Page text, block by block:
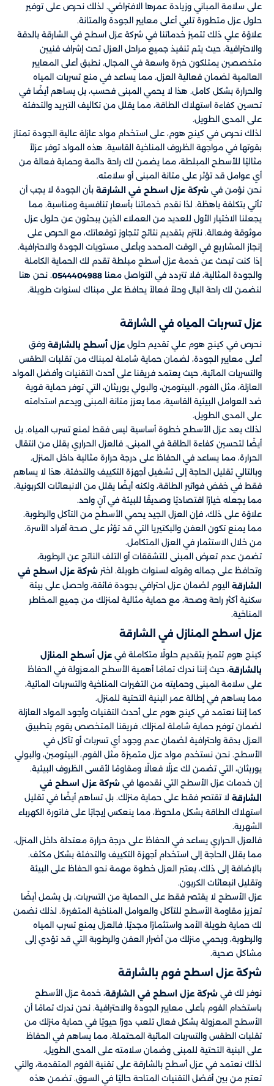
على سلامة المباني وزيادة عمرها الافتراضي. لذلك نحرص على توفير
حلول عزل متطورة تلبي أعلى معايير الجودة والمتانة.
علاوًة علي ذلك تتميز خدماتنا في شركة عزل اسطح في الشارقة بالدقة
والاحترافية، حيث يتم تنفيذ جميع مراحل العزل تحت إشراف فنيين
متخصصين يمتلكون خبرة واسعة في المجال. نطبق أعلى المعايير
العالمية لضمان فعالية العزل. مما يساعد في منع تسربات المياه
والحرارة بشكل كامل. هذا لا يحمي المبنى فحسب، بل يساهم أيضًا في
تحسين كفاءة استهلاك الطاقة، مما يقلل من تكاليف التبريد والتدفئة
على المدى الطويل.
لذلك نحرص في كينج هوم، على استخدام مواد عازلة عالية الجودة تمتاز
بقوتها في مواجهة الظروف المناخية القاسية. هذه المواد توفر عزلاً
مثاليًا للأسطح المبلطة، مما يضمن لك راحة دائمة وحماية فعالة من
أي عوامل قد تؤثر على متانة المبنى أو سلامته.
نحن نؤمن في شركة عزل اسطح في الشارقة بأن الجودة لا يجب أن
تأتي بتكلفة باهظة. لذا نقدم خدماتنا بأسعار تنافسية ومناسبة. مما
يجعلنا الاختيار الأول للعديد من العملاء الذين يبحثون عن حلول عزل
موثوقة وفعالة. نلتزم بتقديم نتائج تتجاوز توقعاتك، مع الحرص على
إنجاز المشاريع في الوقت المحدد وبأعلى مستويات الجودة والاحترافية.
إذا كنت تبحث عن خدمة عزل أسطح مبلطة تقدم لك الحماية الكاملة
والجودة المثالية، فلا تتردد في التواصل معنا 0544404988. نحن هنا
لنضمن لك راحة البال وحلاً فعالاً يحافظ على مبناك لسنوات طويلة.
عزل تسربات المياه في الشارقة
نحرص في كينج هوم علي تقديم حلول عزل أسطح بالشارقة وفق
أعلى معايير الجودة، لضمان حماية شاملة لمبناك من تقلبات الطقس
والتسربات المائية. حيث يعتمد فريقنا على أحدث التقنيات وأفضل المواد
العازلة، مثل الفوم، البيتومين، والبولي يوريثان، التي توفر حماية قوية
ضد العوامل البيئية القاسية، مما يعزز متانة المبنى ويدعم استدامته
على المدى الطويل.
لذلك يعد عزل الأسطح خطوة أساسية ليس فقط لمنع تسرب المياه. بل
أيضًا لتحسين كفاءة الطاقة في المبنى. فالعزل الحراري يقلل من انتقال
الحرارة، مما يساعد في الحفاظ على درجة حرارة مثالية داخل المنزل.
وبالتالي تقليل الحاجة إلى تشغيل أجهزة التكييف والتدفئة. هذا لا يساهم
فقط في خفض فواتير الطاقة، ولكنه أيضًا يقلل من الانبعاثات الكربونية،
مما يجعله خيارًا اقتصاديًا وصديقًا للبيئة في آنٍ واحد.
علاوًة على ذلك، فإن العزل الجيد يحمي الأسطح من التآكل والرطوبة.
مما يمنع تكون العفن والبكتيريا التي قد تؤثر على صحة أفراد الأسرة.
من خلال الاستثمار في العزل المتكامل.
تضمن عدم تعرض المبنى للتشققات أو التلف الناتج عن الرطوبة،
وتحافظ على جماله وقوته لسنوات طويلة. اختر شركة عزل اسطح في
الشارقة اليوم لضمان عزل احترافي بجودة فائقة، واحصل على بيئة
سكنية أكثر راحة وصحة، مع حماية مثالية لمنزلك من جميع المخاطر
المناخية.
عزل اسطح المنازل في الشارقة
كينج هوم تتميز بتقديم حلولًا متكاملة في عزل أسطح المنازل
بالشارقة، حيث إننا ندرك تمامًا أهمية الأسطح المعزولة في الحفاظ
على سلامة المبنى وحمايته من التغيرات المناخية والتسربات المائية،
مما يساهم في إطالة عمر البنية التحتية للمنزل.
كما إننا نعتمد في كينج هوم على أحدث التقنيات وأجود المواد العازلة
لضمان توفير حماية شاملة لمنزلك. فريقنا المتخصص يقوم بتطبيق
العزل بدقة واحترافية لضمان عدم وجود أي تسربات أو تآكل في
الأسطح. نحن نستخدم مواد عزل متميزة مثل الفوم، البيتومين، والبولي
يوريثان، التي تضمن لك عزلًا فعالًا ومقاومًا لأقسى الظروف البيئية.
إن خدمات عزل الأسطح التي نقدمها في شركة عزل اسطح في
الشارقة لا تقتصر فقط على حماية منزلك. بل تساهم أيضًا في تقليل
استهلاك الطاقة بشكل ملحوظ، مما ينعكس إيجابًا على فاتورة الكهرباء
الشهرية.
فالعزل الحراري يساعد في الحفاظ على درجة حرارة معتدلة داخل المنزل،
مما يقلل الحاجة إلى استخدام أجهزة التكييف والتدفئة بشكل مكثف.
بالإضافة إلى ذلك، يعتبر العزل خطوة مهمة نحو الحفاظ على البيئة
وتقليل انبعاثات الكربون.
عزل الأسطح لا يقتصر فقط على الحماية من التسربات، بل يشمل أيضًا
تعزيز مقاومة الأسطح للتآكل والعوامل المناخية المتغيرة. لذلك نضمن
لك حماية طويلة الأمد واستثمارًا مجديًا. فالعزل يمنع تسرب المياه
والرطوبة، ويحمي منزلك من أضرار العفن والرطوبة التي قد تؤدي إلى
مشاكل صحية.
شركة عزل اسطح فوم بالشارقة
نوفر لك في شركة عزل اسطح في الشارقة، خدمة عزل الأسطح
باستخدام الفوم بأعلى معايير الجودة والاحترافية. نحن ندرك تمامًا أن
الأسطح المعزولة بشكل فعال تلعب دورًا حيويًا في حماية منزلك من
تقلبات الطقس والتسربات المائية المحتملة، مما يساهم في الحفاظ
على البنية التحتية للمبنى وضمان سلامته على المدى الطويل.
لذلك نعتمد في عزل أسطح بالشارقة على تقنية الفوم المتقدمة، والتي
تعتبر من بين أفضل التقنيات المتاحة حاليًا في السوق. تضمن هذه